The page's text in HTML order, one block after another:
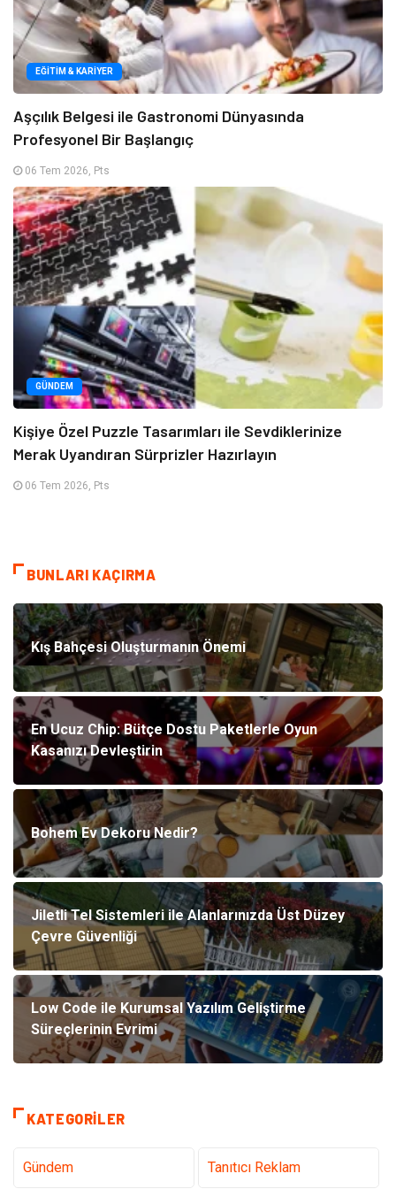
EĞITIM & KARIYER
Aşçılık Belgesi ile Gastronomi Dünyasında
Profesyonel Bir Başlangıç
06 Tem 2026, Pts
GÜNDEM
Kişiye Özel Puzzle Tasarımları ile Sevdiklerinize
Merak Uyandıran Sürprizler Hazırlayın
06 Tem 2026, Pts
BUNLARI KAÇIRMA
Kış Bahçesi Oluşturmanın Önemi
En Ucuz Chip: Bütçe Dostu Paketlerle Oyun
Kasanızı Devleştirin
Bohem Ev Dekoru Nedir?
Jiletli Tel Sistemleri ile Alanlarınızda Üst Düzey
Çevre Güvenliği
Low Code ile Kurumsal Yazılım Geliştirme
Süreçlerinin Evrimi
KATEGORILER
Gündem Tanıtıcı Reklam